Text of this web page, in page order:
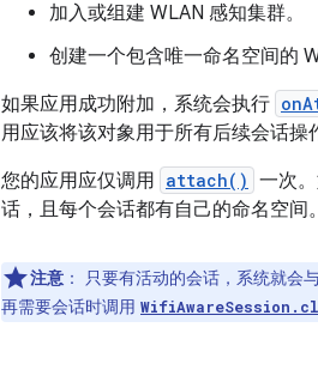
加入或组建 WLAN 感知集群。
创建一个包含唯一命名空间的
如果应用成功附加，系统会执行
用应该将该对象用于所有后续会话操
您的应用应仅调用 attach() 一次
话，且每个会话都有自己的命名空间
注意 ：
只要有活动的会话，系统就会
再需要会话时调用